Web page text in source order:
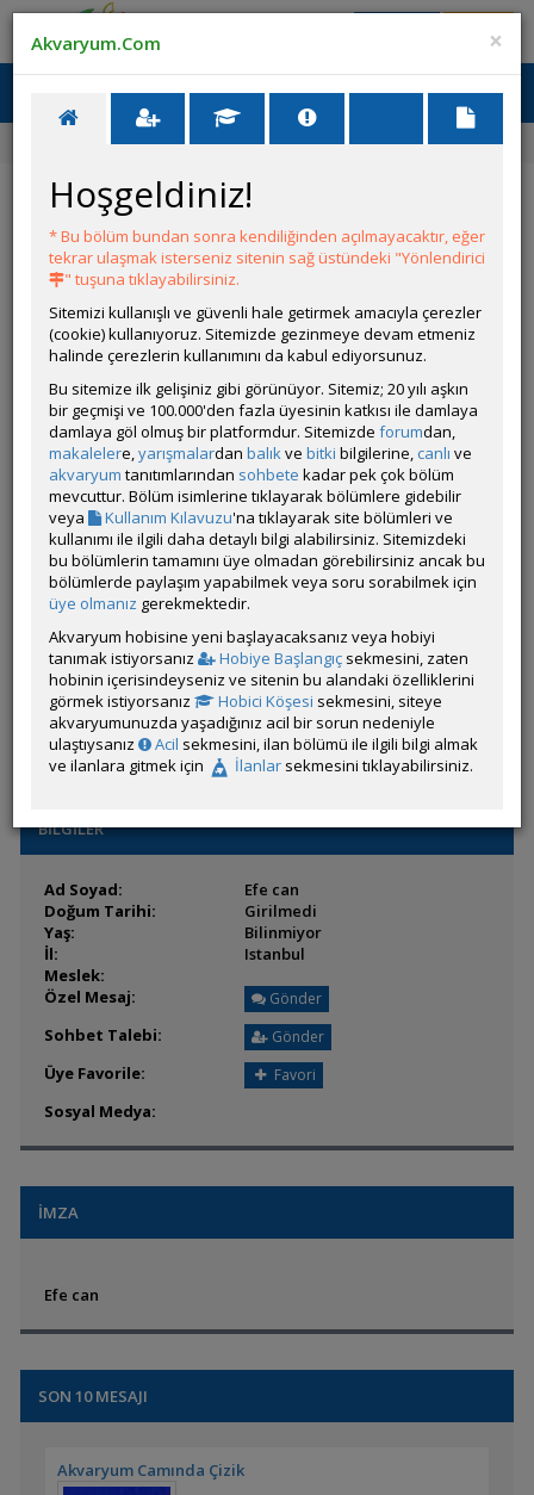
Ana Menü
Ana Sayfa
Forum Üye Profili
ÖZELLİKLER
Kullanıcı Adı:
Can78
Kullanıcı Grubu:
Forum Üyesi
Geri Bildirimleri:
0 adet mevcut.
Aldığı Beğeni:
2
Hesap Durumu:
Aktif
Durumu:
Çevrim Dışı
Üyelik Tarihi:
12 Haziran 2026 17:21
Son Ziyaret:
52 dakikaönce
Toplam Mesaj:
23 [0.40 Gün Ortalaması]
Paylaşım Sayisı:
21 (Son 6 Ay)
İlan Sayisı:
Üyenin Mesaj ve İlanlarını Gör
Üyenin Açtığı Konuları Gör
Üyeden ÖM Almayı Engelle
BİLGİLER
Ad Soyad:
Efe can
Doğum Tarihi:
Girilmedi
Yaş:
Bilinmiyor
İl:
Istanbul
Meslek:
Özel Mesaj:
Gönder
Sohbet Talebi: Gönder
Üye Favorile: Favori
Sosyal Medya:
İMZA
Efe can
SON 10 MESAJI
Akvaryum Camında Çizik
×
Akvaryum.Com
Hoşgeldiniz!
* Bu bölüm bundan sonra kendiliğinden açılmayacaktır, eğer
tekrar ulaşmak isterseniz sitenin sağ üstündeki "Yönlendirici
" tuşuna tıklayabilirsiniz.
Sitemizi kullanışlı ve güvenli hale getirmek amacıyla çerezler
(cookie) kullanıyoruz. Sitemizde gezinmeye devam etmeniz
halinde çerezlerin kullanımını da kabul ediyorsunuz.
Bu sitemize ilk gelişiniz gibi görünüyor. Sitemiz; 20 yılı aşkın
bir geçmişi ve 100.000'den fazla üyesinin katkısı ile damlaya
damlaya göl olmuş bir platformdur. Sitemizde forumdan,
makalelere,yarışmalardan balıkve bitki bilgilerine, canlı ve
akvaryum tanıtımlarından sohbete kadar pek çok bölüm
mevcuttur. Bölüm isimlerine tıklayarak bölümlere gidebilir
veya
Kullanım Kılavuzu'na tıklayarak site bölümleri ve
kullanımı ile ilgili daha detaylı bilgi alabilirsiniz. Sitemizdeki
bu bölümlerin tamamını üye olmadan görebilirsiniz ancak bu
bölümlerde paylaşım yapabilmek veya soru sorabilmek için
üye olmanız gerekmektedir.
Akvaryum hobisine yeni başlayacaksanız veya hobiyi
tanımak istiyorsanız
Hobiye Başlangıç sekmesini, zaten
hobinin içerisindeyseniz ve sitenin bu alandaki özelliklerini
görmek istiyorsanız
Hobici Köşesi sekmesini, siteye
akvaryumunuzda yaşadığınız acil bir sorun nedeniyle
ulaştıysanız
Acil sekmesini, ilan bölümü ile ilgili bilgi almak
ve ilanlara gitmek için
İlanlar sekmesini tıklayabilirsiniz.